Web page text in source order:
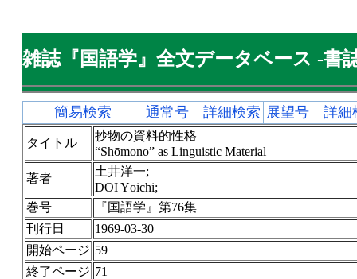
雑誌『国語学』全文データベース -書
簡易検索 通常号 詳細検索 展望号 詳細
タイトル
抄物の資料的性格
“Shōmono” as Linguistic Material
著者
土井洋一;
DOI Yōichi;
巻号
『国語学』第76集
刊行日
1969-03-30
開始ページ 59
終了ページ 71